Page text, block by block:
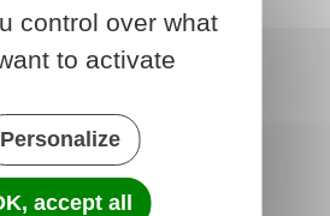
control over what
to activate
Personalize
accept all